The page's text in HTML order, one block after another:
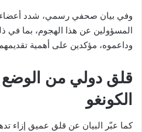
وفي بيان صحفي رسمي، شدد
المسؤولين عن هذا الهجوم، بما في
وداعموه، مؤكدين على أهمية
قلق دولي من
الكونغو
كما عبّر البيان عن قلق عميق إزاء